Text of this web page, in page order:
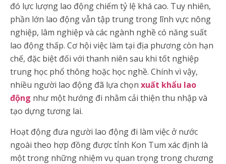
đó lực lượng lao động chiếm tỷ lệ khá cao. Tuy nhiên,
phần lớn lao động vẫn tập trung trong lĩnh vực nông
nghiệp, lâm nghiệp và các ngành nghề có năng suất
lao động thấp. Cơ hội việc làm tại địa phương còn hạn
chế, đặc biệt đối với thanh niên sau khi tốt nghiệp
trung học phổ thông hoặc học nghề. Chính vì vậy,
nhiều người lao động đã lựa chọn xuất khẩu lao
động như một hướng đi nhằm cải thiện thu nhập và
tạo dựng tương lai.
Hoạt động đưa người lao động đi làm việc ở nước
ngoài theo hợp đồng được tỉnh Kon Tum xác định là
một trong những nhiệm vụ quan trọng trong chương